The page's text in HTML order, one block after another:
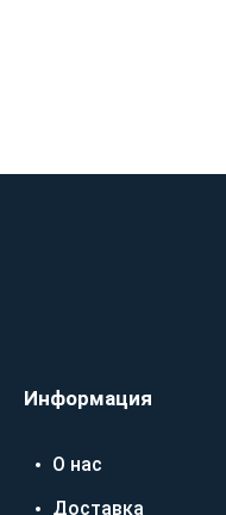
Информация
О нас
Доставка